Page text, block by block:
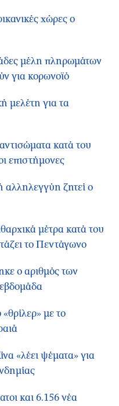
χώρες ο
μέλη πληρωμάτων
για κορωνοϊό
μελέτη για τα
κατά του
επιστήμονες
ζητεί ο
μέτρα κατά του
το Πεντάγωνο
ο αριθμός των
με το
«λέει ψέματα» για
και 6.156 νέα